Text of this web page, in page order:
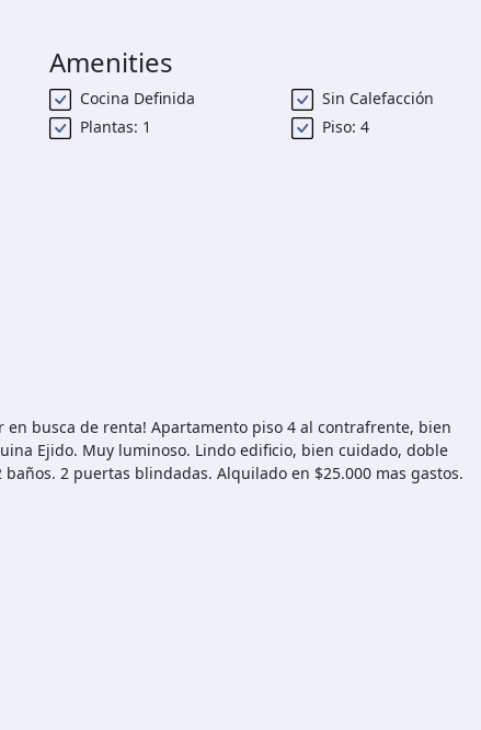
Amenities
Cocina Definida
Sin Calefacción
Plantas: 1
Piso: 4
busca de renta! Apartamento piso 4 al contrafrente, bien
Ejido. Muy luminoso. Lindo edificio, bien cuidado, doble
2 puertas blindadas. Alquilado en $25.000 mas gastos.